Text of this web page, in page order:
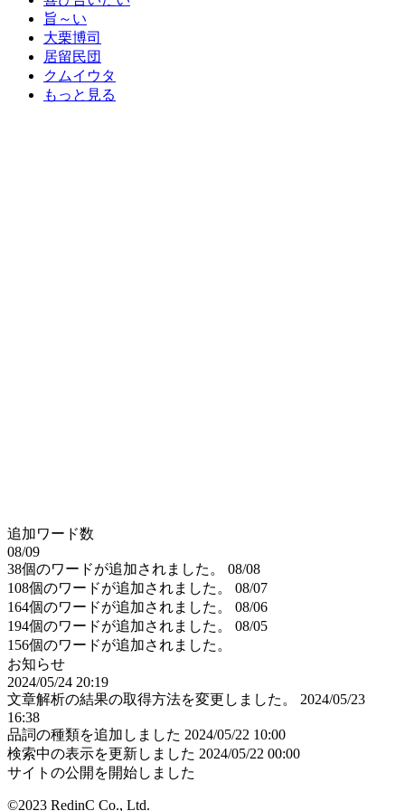
旨～い
大栗博司
居留民団
クムイウタ
もっと見る
追加ワード数
08/09
38個のワードが追加されました。
08/08
108個のワードが追加されました。
08/07
164個のワードが追加されました。
08/06
194個のワードが追加されました。
08/05
156個のワードが追加されました。
お知らせ
2024/05/24 20:19
文章解析の結果の取得方法を変更しました。
2024/05/23
16:38
品詞の種類を追加しました 2024/05/22 10:00
検索中の表示を更新しました 2024/05/22 00:00
サイトの公開を開始しました
©2023 RedinC Co., Ltd.